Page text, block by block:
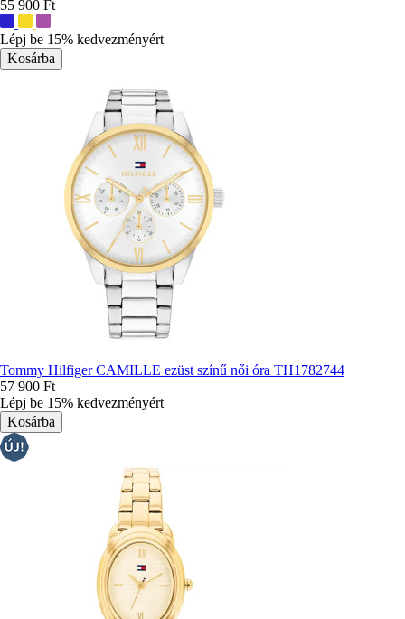
55 900 Ft
színek:
Lépj be 15% kedvezményért
Tommy Hilfiger CAMILLE ezüst színű női óra TH1782744
57 900 Ft
Lépj be 15% kedvezményért